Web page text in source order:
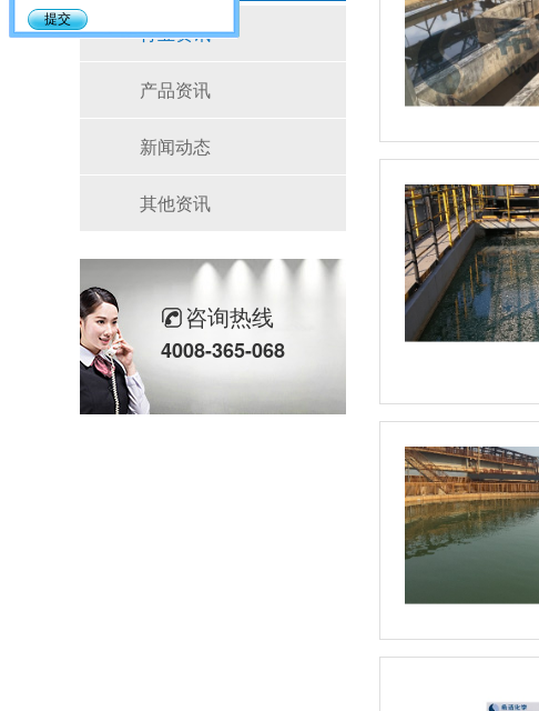
行业资讯
产品资讯
新闻动态
其他资讯
咨询热线
4008-365-068
提交